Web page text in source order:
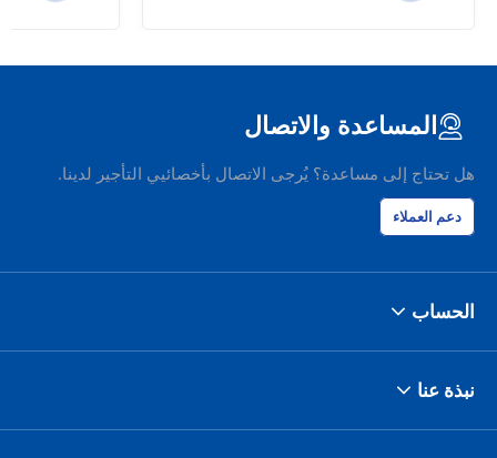
المساعدة والاتصال
هل تحتاج إلى مساعدة؟ يُرجى الاتصال بأخصائيي التأجير لدينا.
دعم العملاء
الحساب
نبذة عنا